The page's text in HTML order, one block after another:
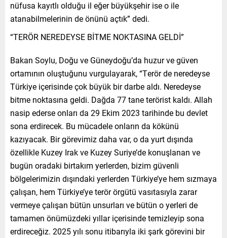
nüfusa kayıtlı olduğu il eğer büyükşehir ise o ile
atanabilmelerinin de önünü açtık” dedi.
“TERÖR NEREDEYSE BİTME NOKTASINA GELDİ”
Bakan Soylu, Doğu ve Güneydoğu’da huzur ve güven
ortamının oluştuğunu vurgulayarak, “Terör de neredeyse
Türkiye içerisinde çok büyük bir darbe aldı. Neredeyse
bitme noktasına geldi. Dağda 77 tane terörist kaldı. Allah
nasip ederse onları da 29 Ekim 2023 tarihinde bu devlet
sona erdirecek. Bu mücadele onların da kökünü
kazıyacak. Bir görevimiz daha var, o da yurt dışında
özellikle Kuzey Irak ve Kuzey Suriye’de konuşlanan ve
bugün oradaki birtakım yerlerden, bizim güvenli
bölgelerimizin dışındaki yerlerden Türkiye’ye hem sızmaya
çalışan, hem Türkiye’ye terör örgütü vasıtasıyla zarar
vermeye çalışan bütün unsurları ve bütün o yerleri de
tamamen önümüzdeki yıllar içerisinde temizleyip sona
erdireceğiz. 2025 yılı sonu itibarıyla iki şark görevini bir